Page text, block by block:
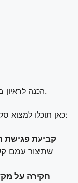
הכנה לראיון במקדונלד’ס חיונית לקבלת משרה בחברה.
כאן תוכלו למצוא סקירה של מה שכדאי לצפות במהלך הראיון:
קביעת פגישת
שתיצור עמם
חקירה על